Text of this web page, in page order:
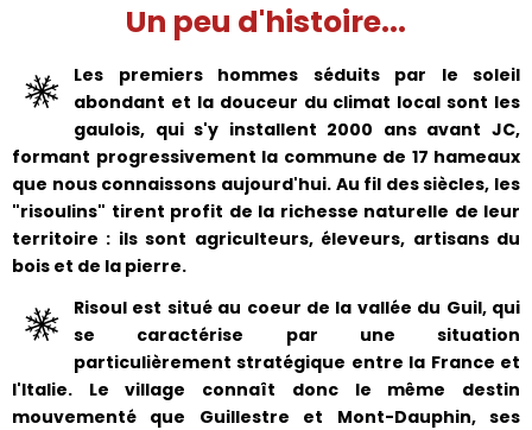
Un peu d'histoire...
Les premiers hommes séduits par le soleil
abondant et la douceur du climat local sont les
gaulois, qui s'y installent 2000 ans avant JC,
formant progressivement la commune de 17 hameaux
que nous connaissons aujourd'hui. Au fil des siècles, les
"risoulins" tirent profit de la richesse naturelle de leur
territoire : ils sont agriculteurs, éleveurs, artisans du
bois et de la pierre.
Risoul est situé au coeur de la vallée du Guil, qui
se caractérise par une situation
particulièrement stratégique entre la France et
l'Italie. Le village connaît donc le même destin
mouvementé que Guillestre et Mont-Dauphin, ses